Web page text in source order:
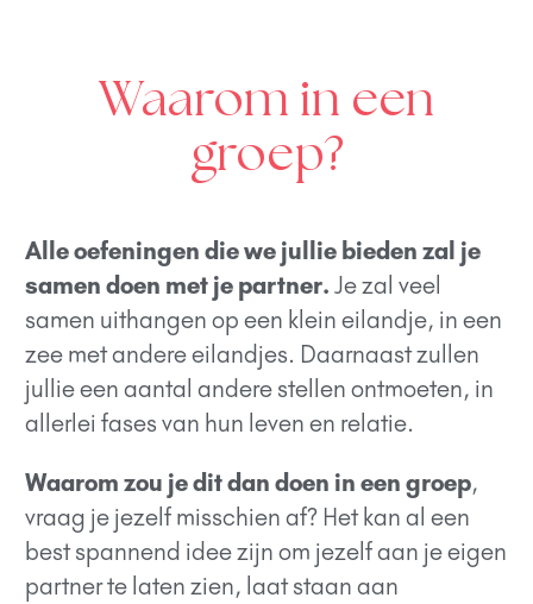
Waarom in een
groep?
Alle oefeningen die we jullie bieden zal je
samen doen met je partner. Je zal veel
samen uithangen op een klein eilandje, in een
zee met andere eilandjes. Daarnaast zullen
jullie een aantal andere stellen ontmoeten, in
allerlei fases van hun leven en relatie.
Waarom zou je dit dan doen in een groep,
vraag je jezelf misschien af? Het kan al een
best spannend idee zijn om jezelf aan je eigen
partner te laten zien, laat staan aan